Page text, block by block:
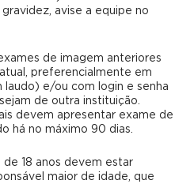
avise a equipe no
de imagem anteriores
preferencialmente em
e/ou com login e senha
de outra instituição.
devem apresentar exame de
há no máximo 90 dias.
de 18 anos devem estar
maior de idade, que